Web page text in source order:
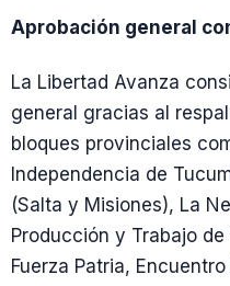
Aprobación general
La Libertad Avanza
general gracias al
bloques provinciales
Independencia de
(Salta y Misiones), La
Producción y Trabajo
Fuerza Patria,